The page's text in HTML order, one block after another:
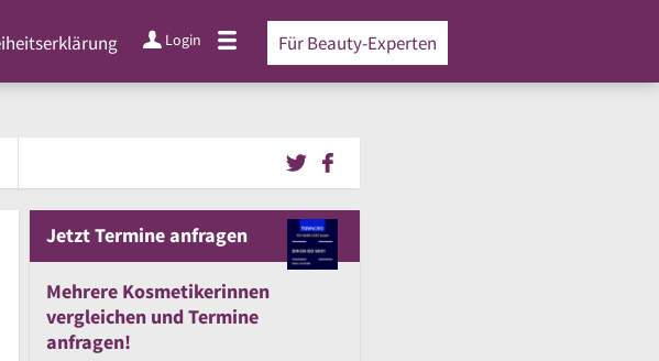
Login Für Beauty-Experten
Sternen
JetztTermine anfragen
Mehrere Kosmetikerinnen
vergleichen undTermine
anfragen!